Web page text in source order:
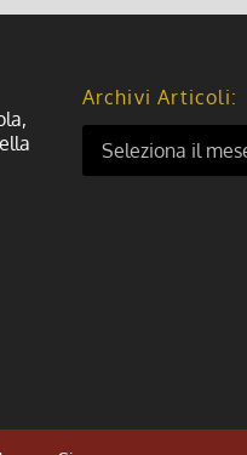
Archivi Articoli: